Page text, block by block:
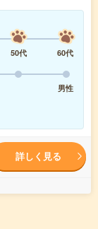
50代
60代
男性
詳しく見る